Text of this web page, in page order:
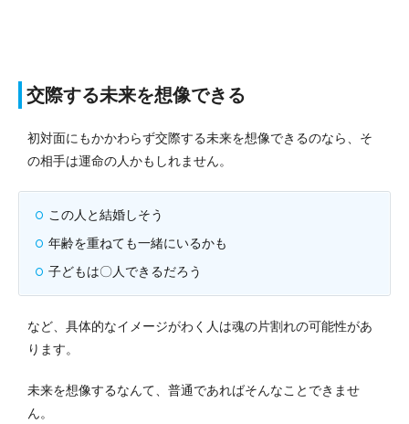
交際する未来を想像できる
初対面にもかかわらず交際する未来を想像できるのなら、そ
の相手は運命の人かもしれません。
この人と結婚しそう
年齢を重ねても一緒にいるかも
子どもは〇人できるだろう
など、具体的なイメージがわく人は魂の片割れの可能性があ
ります。
未来を想像するなんて、普通であればそんなことできませ
ん。